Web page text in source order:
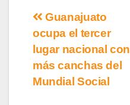
Guanajuato
ocupa el tercer
lugar nacional con
más canchas del
Mundial Social